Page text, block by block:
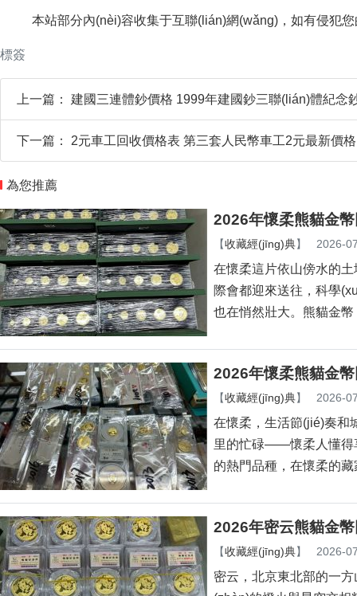
本站部分內(nèi)容收集于互聯(lián)網(wǎng)，如有侵犯
標簽
上一篇： 建國三連體鈔價格 1999年建國鈔三聯(lián)體紀念
下一篇： 2元車工回收價格表 第三套人民幣車工2元最新價格
為您推薦
2026年懷柔熊貓金
【收藏經(jīng)典】 2026-
在懷柔這片依山傍水的土
際會都迎來送往，科
也在悄然壯大。熊貓金幣
2026年懷柔熊貓金
【收藏經(jīng)典】 2026-
在懷柔，生活節(jié)奏和城
里的忙碌——懷柔人懂得
的熱門品種，在懷柔的
2026年密云熊貓金
【收藏經(jīng)典】 2026-
密云，北京東北部的一